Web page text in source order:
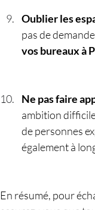
Oublier les
pas de
vos bureaux à
Ne pas faire
ambition
de personnes
également à
En résumé, pour